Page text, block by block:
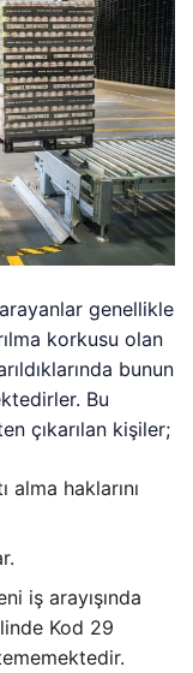
genellikle
korkusu olan
bunun
Bu
çıkarılan kişiler;
alma haklarını
iş arayışında
Kod 29